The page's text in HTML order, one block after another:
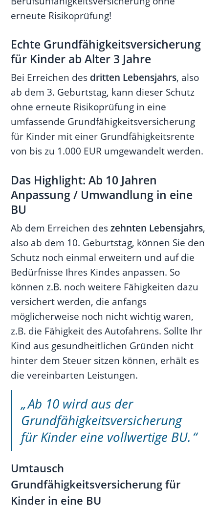
erneute Risikoprüfung!
Echte Grundfähigkeitsversicherung
für Kinder ab Alter 3 Jahre
Bei Erreichen des dritten Lebensjahrs, also
ab dem 3. Geburtstag, kann dieser Schutz
ohne erneute Risikoprüfung in eine
umfassende Grundfähigkeitsversicherung
für Kinder mit einer Grundfähigkeitsrente
von bis zu 1.000 EUR umgewandelt werden.
Das Highlight: Ab 10 Jahren
Anpassung / Umwandlung in eine
BU
Ab dem Erreichen deszehnten Lebensjahrs,
also ab dem 10. Geburtstag, können Sie den
Schutz noch einmal erweitern und auf die
Bedürfnisse Ihres Kindes anpassen. So
können z.B. noch weitere Fähigkeiten dazu
versichert werden, die anfangs
möglicherweise noch nicht wichtig waren,
z.B. die Fähigkeit des Autofahrens. Sollte Ihr
Kind aus gesundheitlichen Gründen nicht
hinter dem Steuer sitzen können, erhält es
die vereinbarten Leistungen.
Ab 10 wird aus der
Grundfähigkeitsversicherung
für Kinder eine vollwertige BU.
Umtausch
Grundfähigkeitsversicherung für
Kinder in eine BU